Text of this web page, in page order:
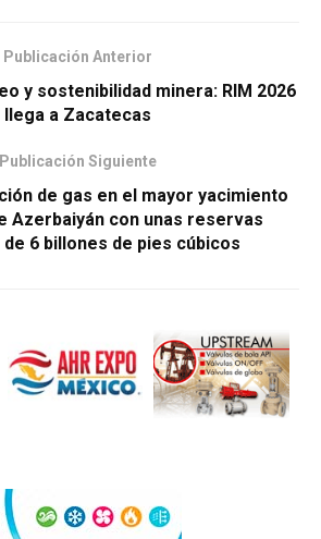
Publicación Anterior
y sostenibilidad minera: RIM 2026
llega a Zacatecas
Publicación Siguiente
de gas en el mayor yacimiento
Azerbaiyán con unas reservas
6 billones de pies cúbicos